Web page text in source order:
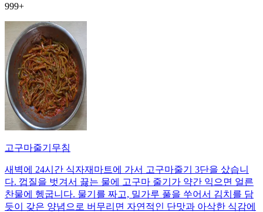
999+
고구마줄기무침
새벽에 24시간 식자재마트에 가서 고구마줄기 3단을 샀습니
다. 껍질을 벗겨서 끓는 물에 고구마 줄기가 약간 익으면 얼른
찬물에 헹굽니다. 물기를 짜고, 밀가루 풀을 쑤어서 김치를 담
듯이 갖은 양념으로 버무리면 자연적인 단맛과 아삭한 식감에